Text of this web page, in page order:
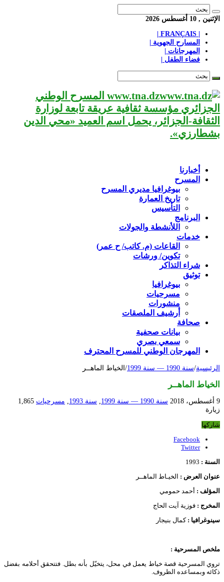
الإثنين , 10 أغسطس 2026
المسارح الجهوية |
المهرجانات |
فضاء الطفل |
www.tna.dz المسرح الوطني
الجزائري مؤسسة ثقافية عريقة تابعة لوزارة
الثقافة-الجزائر، يحمل اسم العميد «محي الدين
بشطارزي».
أخبارنا
المسرح
بيوغرافيا مديري المسرح
تاريخ العمارة
التأسيس
البرنامج
اللأنشطة والجولات
خدمات
القاعات (م. كاتب/ ح عمر)
تكوين/ ورشات
شراء التذاكر
توثيق
بيوغرافيا
مسرحيات
منشورات
أرشيف الملصقات
صحافة
بيانات صحفية
سمعي بصري
المهرجان الوطني للمسرح المحترف
الرئيسية/سنة 1990 — سنة 1999 / الخياط الماهــر
الخياط الماهــر
9 أغسطس، 2018 سنة 1990 — سنة 1999 , سنة 1993 , مسرحيات 1,865
زيارة
شاركها
Facebook
Twitter
السنة : 1993
عنوان العرض : الخيـاط الماهــر
المؤلف : أحمد حمومي
المخرج : فوزية آيت الحاج
سينوغرافيا :كمال بنيجار
ملخص المسرحية :
تروي المسرحية قصة خياط يعمل في محل، يتخيّل بأنه بطل. فتتحقق أحلامه بفضل
ذكائه وبمساعده الظروف.